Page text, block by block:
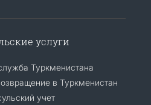
услуги
Туркменистана
в Туркменистан
учет